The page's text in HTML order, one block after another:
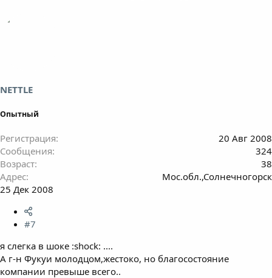
NETTLE
Опытный
Регистрация
20 Авг 2008
Сообщения
324
Возраст
38
Адрес
Мос.обл.,Солнечногорск
25 Дек 2008
#7
я слегка в шоке :shock: ....
А г-н Фукуи молодцом,жестоко, но благосостояние
компании превыше всего..